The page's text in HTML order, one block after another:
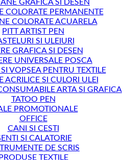
GRAFICA SI DESEN
COLORATE PERMANENTE
COLORATE ACUARELA
PITT ARTIST PEN
SI ULEIURI
GRAFICA SI DESEN
UNIVERSALE POSCA
VOPSEA PENTRU TEXTILE
ACRILICE SI CULORI ULEI
ARTA SI GRAFICA
TATOO PEN
PROMOTIONALE
OFFICE
CANI SI CESTI
SI CALATORIE
DE SCRIS
PRODUSE TEXTILE